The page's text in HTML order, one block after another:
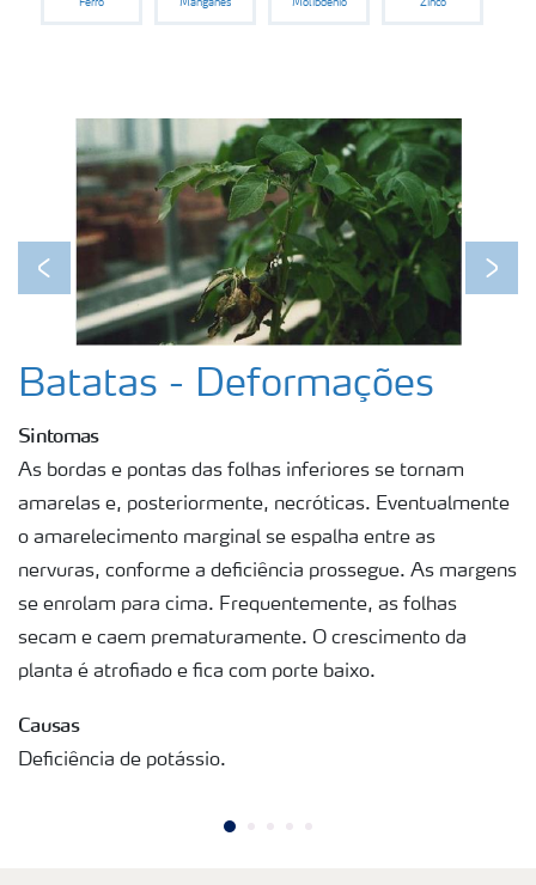
Ferro Manganês Molibdênio Zinco
Previous Next
Batatas - Deformações
Sintomas
As bordas e pontas das folhas inferiores se tornam
amarelas e, posteriormente, necróticas. Eventualmente
o amarelecimento marginal se espalha entre as
nervuras, conforme a deficiência prossegue. As margens
se enrolam para cima. Frequentemente, as folhas
secam e caem prematuramente. O crescimento da
planta é atrofiado e fica com porte baixo.
Causas
Deficiência de potássio.